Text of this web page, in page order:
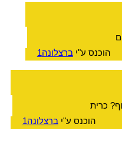
הוכנס ע"יברצלונה1
כרית
הוכנס ע"יברצלונה1